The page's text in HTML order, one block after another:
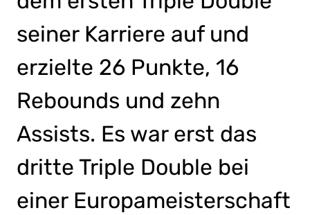
seiner Karriere auf und
erzielte 26 Punkte, 16
Rebounds und zehn
Assists. Es war erst das
dritte Triple Double bei
einer Europameisterschaft